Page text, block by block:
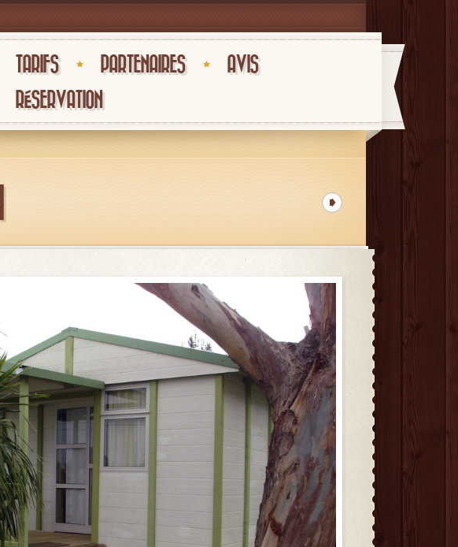
TARIFS PARTENAIRES
AVIS
RÉSERVATION